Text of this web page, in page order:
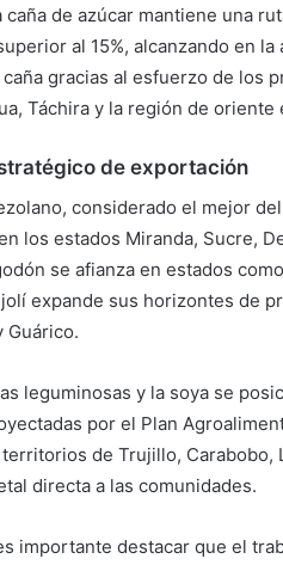
caña de azúcar mantiene una
al 15%, alcanzando en
gracias al esfuerzo de los
Táchira y la región de oriente
de exportación
considerado el mejor
los estados Miranda, Sucre,
se afianza en estados
expande sus horizontes de
Guárico.
leguminosas y la soya se
por el Plan
de Trujillo, Carabobo,
directa a las comunidades.
importante destacar que el